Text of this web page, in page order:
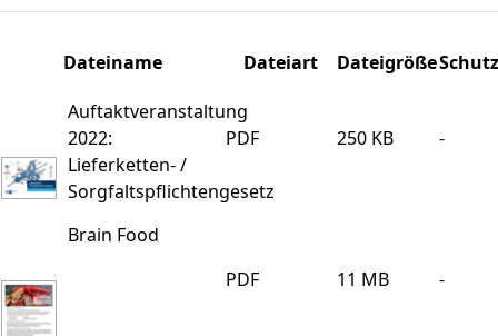
Dateiname Dateiart DateigrößeSchutz
Auftaktveranstaltung
2022:
Lieferketten- /
Sorgfaltspflichtengesetz
PDF 250 KB -
Brain Food
PDF
11 MB -